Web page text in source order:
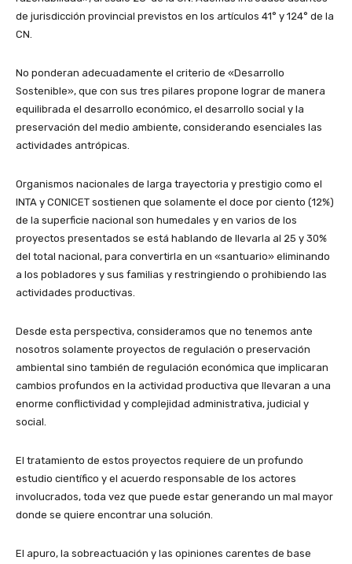
de jurisdicción provincial previstos en los artículos 41° y 124° de la
CN.
No ponderan adecuadamente el criterio de «Desarrollo
Sostenible», que con sus tres pilares propone lograr de manera
equilibrada el desarrollo económico, el desarrollo social y la
preservación del medio ambiente, considerando esenciales las
actividades antrópicas.
Organismos nacionales de larga trayectoria y prestigio como el
INTA y CONICET sostienen que solamente el doce por ciento (12%)
de la superficie nacional son humedales y en varios de los
proyectos presentados se está hablando de llevarla al 25 y 30%
del total nacional, para convertirla en un «santuario» eliminando
a los pobladores y sus familias y restringiendo o prohibiendo las
actividades productivas.
Desde esta perspectiva, consideramos que no tenemos ante
nosotros solamente proyectos de regulación o preservación
ambiental sino también de regulación económica que implicaran
cambios profundos en la actividad productiva que llevaran a una
enorme conflictividad y complejidad administrativa, judicial y
social.
El tratamiento de estos proyectos requiere de un profundo
estudio científico y el acuerdo responsable de los actores
involucrados, toda vez que puede estar generando un mal mayor
donde se quiere encontrar una solución.
El apuro, la sobreactuación y las opiniones carentes de base